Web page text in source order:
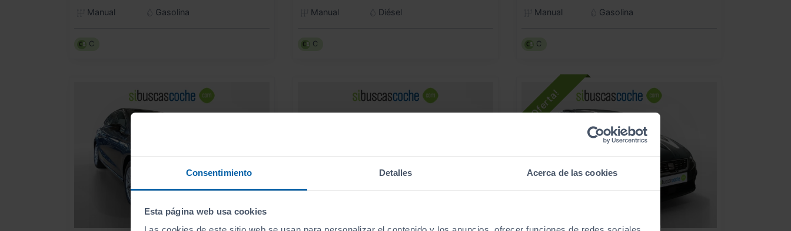
Consentimiento Detalles Acerca de las cookies
Esta página web usa cookies
Manual
Gasolina
C
Manual
Diésel
C
Manual
Gasolina
C
- 1.000